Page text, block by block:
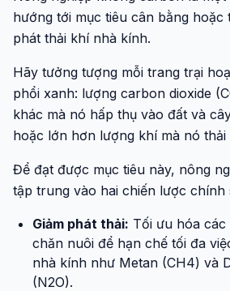
hướng tới mục tiêu cân bằng
phát thải khí nhà kính.
Hãy tưởng tượng mỗi trang trại
phổi xanh: lượng carbon dioxide
khác mà nó hấp thụ vào đất và
hoặc lớn hơn lượng khí mà nó
Để đạt được mục tiêu này, nông
tập trung vào hai chiến lược chính
Giảm phát thải: Tối ưu hóa
chăn nuôi để hạn chế tối đa
nhà kính như Metan (CH4) và
(N2O).